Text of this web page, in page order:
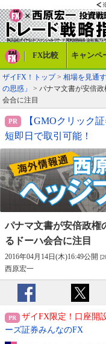
FX比較 キャンペ
ザイFX！トップ> 相場を見通
の思惑」
> パナマ文書が安倍
会合に注目
【GMOクリック
短即日で取引可能！
パナマ文書が安倍政権
るドーハ会合に注目
2016年04月14日(木)16:49公開
西原宏一
ザイFX限定！口座開
ーズ証券みんなのFX